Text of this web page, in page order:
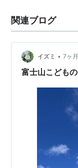
関連ブログ
イズミ • 7ヶ
富士山こども